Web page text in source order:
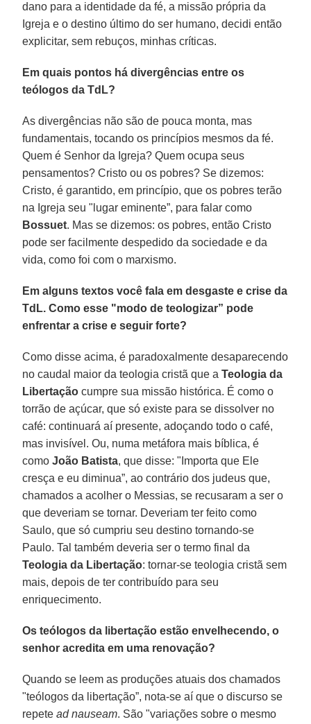
dano para a identidade da fé, a missão própria da
Igreja e o destino último do ser humano, decidi então
explicitar, sem rebuços, minhas críticas.
Em quais pontos há divergências entre os
teólogos da TdL?
As divergências não são de pouca monta, mas
fundamentais, tocando os princípios mesmos da fé.
Quem é Senhor da Igreja? Quem ocupa seus
pensamentos? Cristo ou os pobres? Se dizemos:
Cristo, é garantido, em princípio, que os pobres terão
na Igreja seu "lugar eminente”, para falar como
Bossuet. Mas se dizemos: os pobres, então Cristo
pode ser facilmente despedido da sociedade e da
vida, como foi com o marxismo.
Em alguns textos você fala em desgaste e crise da
TdL. Como esse "modo de teologizar” pode
enfrentar a crise e seguir forte?
Como disse acima, é paradoxalmente desaparecendo
no caudal maior da teologia cristã que a Teologia da
Libertação cumpre sua missão histórica. É como o
torrão de açúcar, que só existe para se dissolver no
café: continuará aí presente, adoçando todo o café,
mas invisível. Ou, numa metáfora mais bíblica, é
comoJoão Batista, que disse: "Importa que Ele
cresça e eu diminua”, ao contrário dos judeus que,
chamados a acolher o Messias, se recusaram a ser o
que deveriam se tornar. Deveriam ter feito como
Saulo, que só cumpriu seu destino tornando-se
Paulo. Tal também deveria ser o termo final da
Teologia da Libertação: tornar-se teologia cristã sem
mais, depois de ter contribuído para seu
enriquecimento.
Os teólogos da libertação estão envelhecendo, o
senhor acredita em uma renovação?
Quando se leem as produções atuais dos chamados
"teólogos da libertação”, nota-se aí que o discurso se
repetead nauseam. São "variações sobre o mesmo